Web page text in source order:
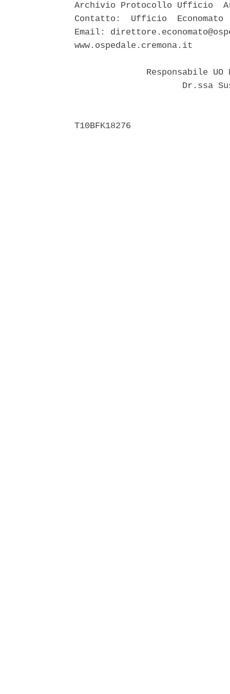
Archivio Protocollo Ufficio
Contatto:  Ufficio  Economato
Email:
www.ospedale.cremona.it
Responsabile
Dr.ssa